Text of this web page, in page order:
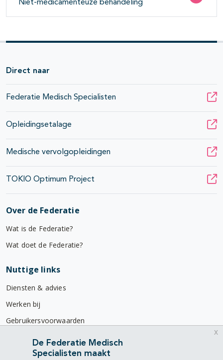
Niet-medicamenteuze behandeling
Direct naar
Federatie Medisch Specialisten
Opleidingsetalage
Medische vervolgopleidingen
TOKIO Optimum Project
Over de Federatie
Wat is de Federatie?
Wat doet de Federatie?
Nuttige links
Diensten & advies
Werken bij
Gebruikersvoorwaarden
Privacyverklaring
De Federatie Medisch
Specialisten maakt
x